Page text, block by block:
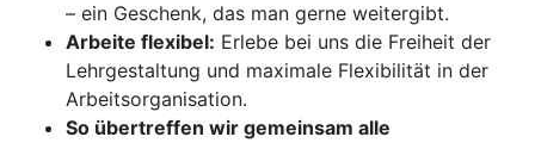
– ein Geschenk, das man gerne weitergibt.
Arbeite flexibel: Erlebe bei uns die Freiheit der
Lehrgestaltung und maximale Flexibilität in der
Arbeitsorganisation.
So übertreffen wir gemeinsam alle